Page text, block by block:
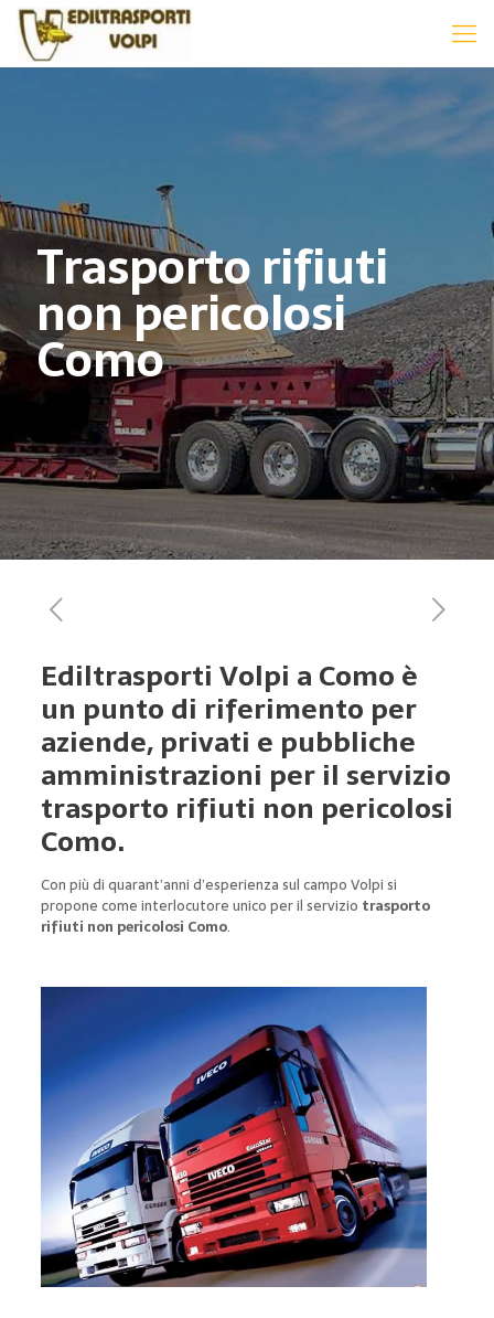
Trasporto rifiuti
non pericolosi
Como
Ediltrasporti Volpi a Como è
un punto di riferimento per
aziende, privati e pubbliche
amministrazioni per il servizio
trasporto rifiuti non pericolosi
Como.
Con più di quarant’anni d’esperienza sul campo Volpi si
propone come interlocutore unico per il servizio trasporto
rifiuti non pericolosi Como.